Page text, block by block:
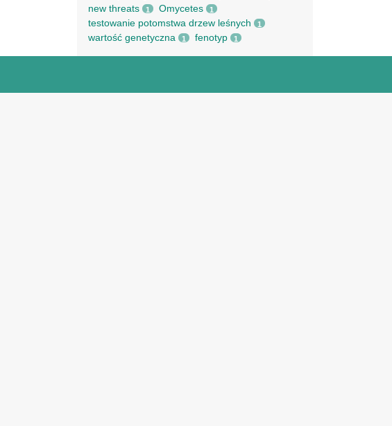
new threats 1 Omycetes 1
testowanie potomstwa drzew leśnych 1
wartość genetyczna 1 fenotyp 1